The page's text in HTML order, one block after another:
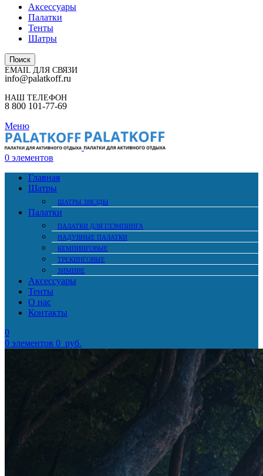
Аксессуары
Палатки
Тенты
Шатры
Поиск
EMAIL ДЛЯ СВЯЗИ
info@palatkoff.ru
НАШ ТЕЛЕФОН
8 800 101-77-69
Меню
0 элементов
Главная
Шатры
ШАТРЫ ЗВЕЗДЫ
Палатки
ПАЛАТКИ ДЛЯ ГЛЭМПИНГА
НАДУВНЫЕ ПАЛАТКИ
КЕМПИНГОВЫЕ
ТРЕКИНГОВЫЕ
ЗИМНИЕ
Аксессуары
Тенты
О нас
Контакты
0
0 элементов 0 руб.